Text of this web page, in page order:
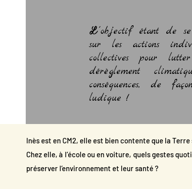
L'objectif étant de se
sur les actions
collectives pour
dérèglement
conséquences, de
ludique !
Inès est en CM2, elle est bien contente que la
Chez elle, à l’école ou en voiture, quels gestes
préserver l’environnement et leur santé ?